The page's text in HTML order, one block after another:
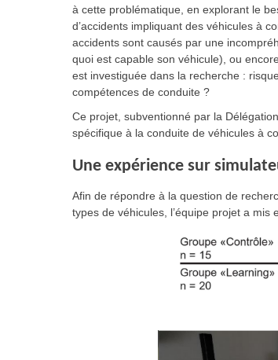
à cette problématique, en explorant le
d’accidents impliquant des véhicules à
accidents sont causés par une
quoi est capable son véhicule), ou
est investiguée dans la recherche :
compétences de conduite ?
Ce projet, subventionné par la
spécifique à la conduite de véhicules à
Une expérience sur
Afin de répondre à la question de
types de véhicules, l’équipe projet a